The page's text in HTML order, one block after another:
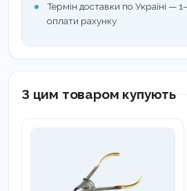
Термін доставки по Україні —
оплати рахунку
З цим товаром купують